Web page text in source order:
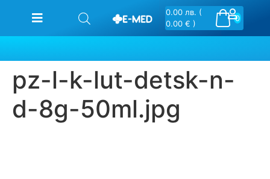
0
0.00 лв. (
0.00 € )
pz-l-k-lut-detsk-n-
d-8g-50ml.jpg